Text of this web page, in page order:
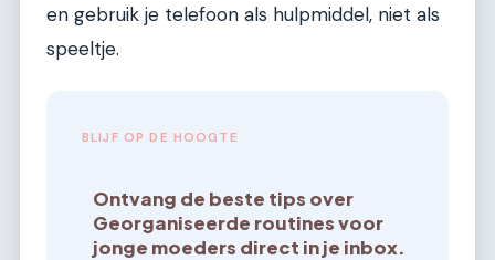
en gebruik je telefoon als hulpmiddel, niet als
speeltje.
BLIJF OP DE HOOGTE
Ontvang de beste tips over
Georganiseerde routines voor
jonge moeders direct in je inbox.